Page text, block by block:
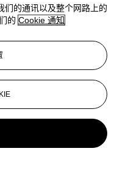
们的通讯以及整个网路上的
的 Cookie 通知